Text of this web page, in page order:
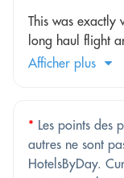
This was exactly
long haul flight
Afficher plus
* Les points des
autres ne sont
HotelsByDay.